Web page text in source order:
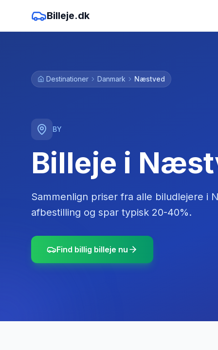
Billeje.dk
Destinationer Danmark Næstved
BY
Billeje i
Sammenlign priser fra alle biludlejere i
afbestilling og spar typisk 20-40%.
Find billig billeje nu